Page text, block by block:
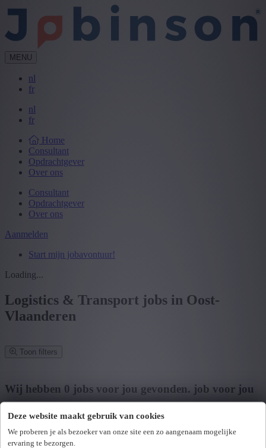
Deze website maakt gebruik van cookies
We proberen je als bezoeker van onze site een zo aangenaam mogelijke
ervaring te bezorgen.
MENU
nl
fr
nl
fr
Home
Consultant
Opdrachtgever
Over ons
Consultant
Opdrachtgever
Over ons
Aanmelden
Start mijn jobavontuur!
Loading...
Logistics & Transport jobs in Oost-
Vlaanderen
Toon filters
Zoek op functie, jobtitel, bedrijf,...
Wij hebben 0 jobs voor jou gevonden. job voor jou
gevonden